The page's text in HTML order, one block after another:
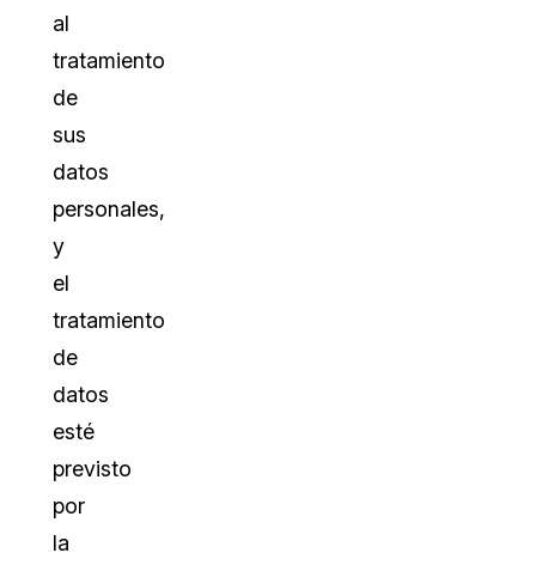
al
tratamiento
de
sus
datos
personales,
y
el
tratamiento
de
datos
esté
previsto
por
la